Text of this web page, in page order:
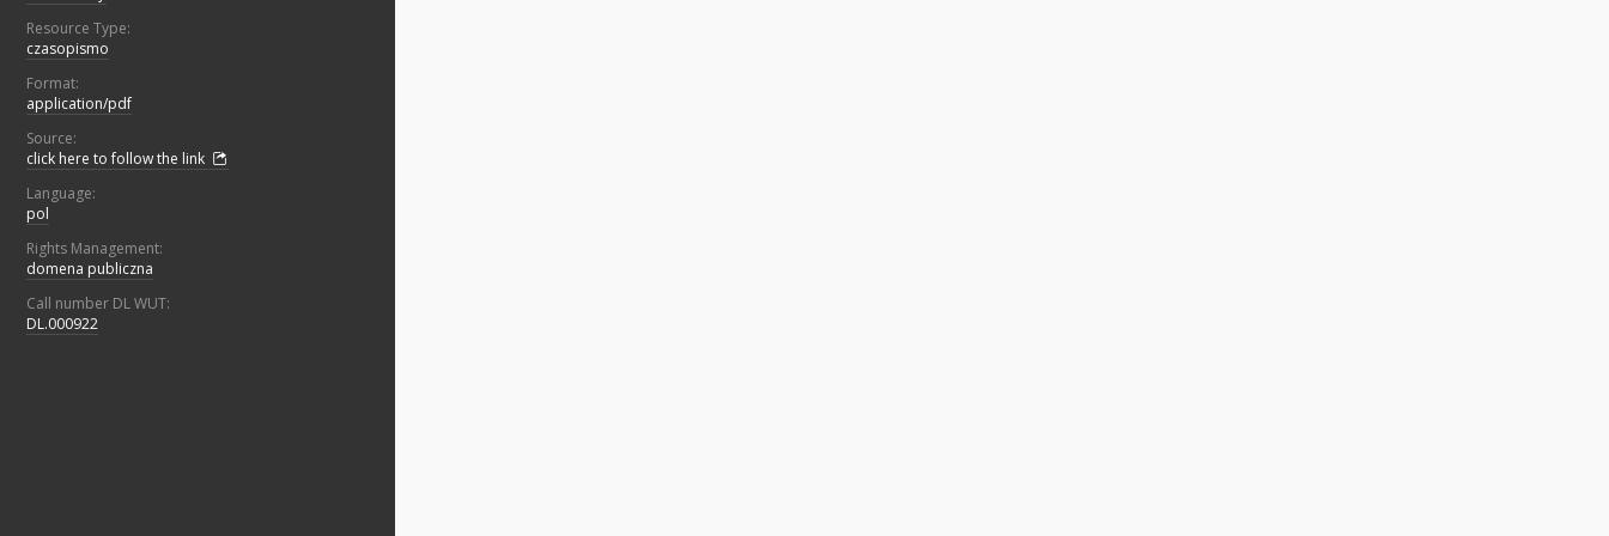
Resource Type:
czasopismo
Format:
application/pdf
Source:
click here to follow the link
Language:
pol
Rights Management:
domena publiczna
Call number DL WUT:
DL.000922